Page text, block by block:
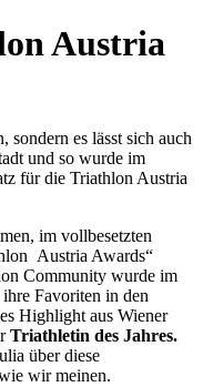
Austria
es lässt sich auch
und so wurde im
für die Triathlon Austria
im vollbesetzten
Austria Awards“
Community wurde im
Favoriten in den
Highlight aus Wiener
Triathletin des Jahres.
über diese
wir meinen.